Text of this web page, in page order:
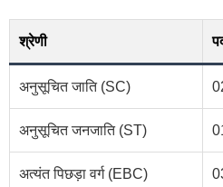
श्रेणी
अनुसूचित जाति (SC)
अनुसूचित जनजाति (ST)
अत्यंत पिछड़ा वर्ग (EBC)